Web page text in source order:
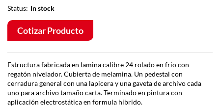
Status: In stock
Cotizar Producto
Estructura fabricada en lamina calibre 24 rolado en frio con
regatón nivelador. Cubierta de melamina. Un pedestal con
cerradura general con una lapicera y una gaveta de archivo cada
uno para archivo tamaño carta. Terminado en pintura con
aplicación electrostática en formula hibrido.